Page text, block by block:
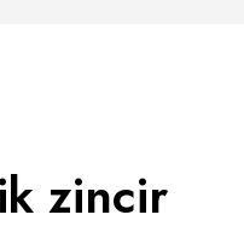
zincir